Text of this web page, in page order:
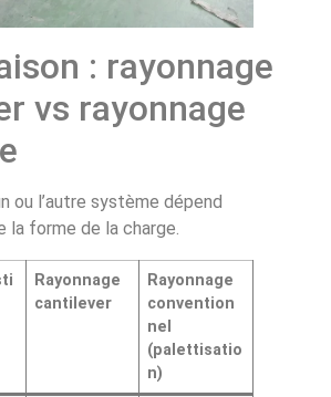
: rayonnage
vs rayonnage
ou l’autre système dépend
la forme de la charge.
Rayonnage
cantilever
Rayonnage
convention
nel
(palettisatio
n)